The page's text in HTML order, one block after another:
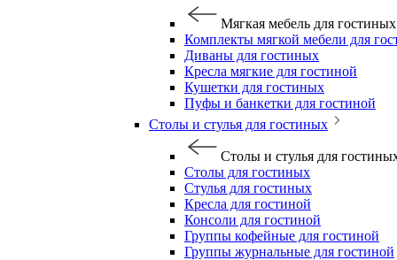
Мягкая мебель для гостиных
Комплекты мягкой мебели для
Диваны для гостиных
Кресла мягкие для гостиной
Кушетки для гостиных
Пуфы и банкетки для гостиной
Столы и стулья для гостиных
Столы и стулья для
Столы для гостиных
Стулья для гостиных
Кресла для гостиной
Консоли для гостиной
Группы кофейные для гостиной
Группы журнальные для гостиной